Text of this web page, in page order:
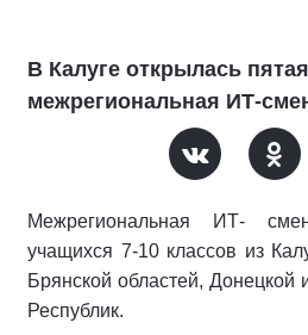
В Калуге открылась пятая
межрегиональная ИТ-
Межрегиональная ИТ-
учащихся 7-10 классов из
Брянской областей, Донецкой
Республик.